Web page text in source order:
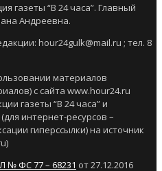
газеты “В 24 часа”. Главный
Андреевна.
hour24gulk@mail.ru ; тел. 8
материалов
с сайта www.hour24.ru
газеты “В 24 часа” и
интернет-ресурсов –
гиперссылки) на источник
№ ФС 77 – 68231 от 27.12.2016